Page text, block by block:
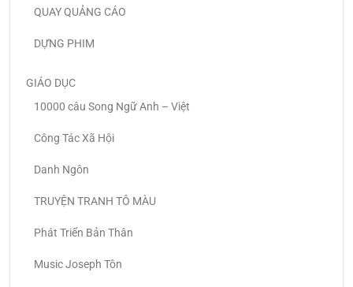
QUAY QUẢNG CÁO
DỰNG PHIM
GIÁO DỤC
10000 câu Song Ngữ Anh – Việt
Công Tác Xã Hội
Danh Ngôn
TRUYỆN TRANH TÔ MÀU
Phát Triển Bản Thân
Music Joseph Tôn